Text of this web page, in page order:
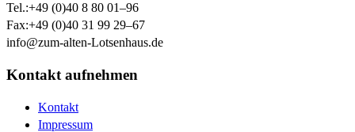
Tel.:+49 (0)40 8 80 01–96
Fax:+49 (0)40 31 99 29–67
info@zum-alten-Lotsenhaus.de
Kontakt aufnehmen
Kontakt
Impressum